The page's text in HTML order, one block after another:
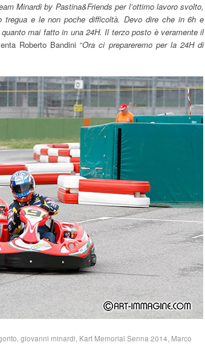
Minardi by Pastina&Friends per l’ottimo lavoro svolto,
tregua e le non poche difficoltà. Devo dire che in 6h e
mai fatto in una 24H. Il terzo posto è veramente il
Roberto Bandini “Ora ci prepareremo per la 24H di
,giovanni minardi, Kart Memorial Senna 2014, Marco